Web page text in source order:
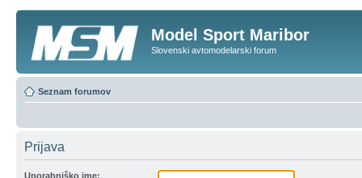
Model Sport Maribor
Slovenski avtomodelarski forum
Seznam forumov
Prijava
Uporabniško ime: